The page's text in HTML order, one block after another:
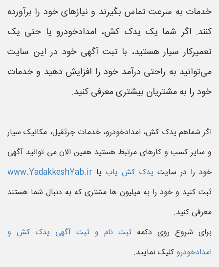
خدمات به سرعت تماس بگیرند و نیازهای خود را برآورده
کنند. اگر شما یک یدک کش، امدادخودرو یا حتی یک
تعمیرکار سیار هستید، با ثبت آگهی خود در این سایت
می‌توانید به راحتی درآمد خود را افزایش دهید و خدمات
خود را به مشتریان بیشتری معرفی کنید.
اگر شماهم یدک کش، امدادخودرو، خدمات جرثقیل، مکانیک سیار
و سایر کسب و کارهای مرتبط هستید همین الان می توانید آگهی
خود را در سایت یدک کش یاب یا www.YadakkeshYab.ir
ثبت کنید و خود را به میلیون ها مشتری که به دنبال شما هستند
معرفی کنید.
برای شروع روی دکمه ثبت نام و ثبت آگهی یدک کش و
امدادخودروکلیک نمایید.